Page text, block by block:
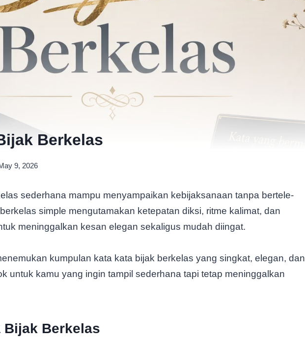
Berkelas
9, 2026
sederhana mampu menyampaikan kebijaksanaan tanpa bertele-
simple mengutamakan ketepatan diksi, ritme kalimat, dan
meninggalkan kesan elegan sekaligus mudah diingat.
kumpulan kata kata bijak berkelas yang singkat, elegan, dan
untuk kamu yang ingin tampil sederhana tapi tetap meninggalkan
Bijak Berkelas